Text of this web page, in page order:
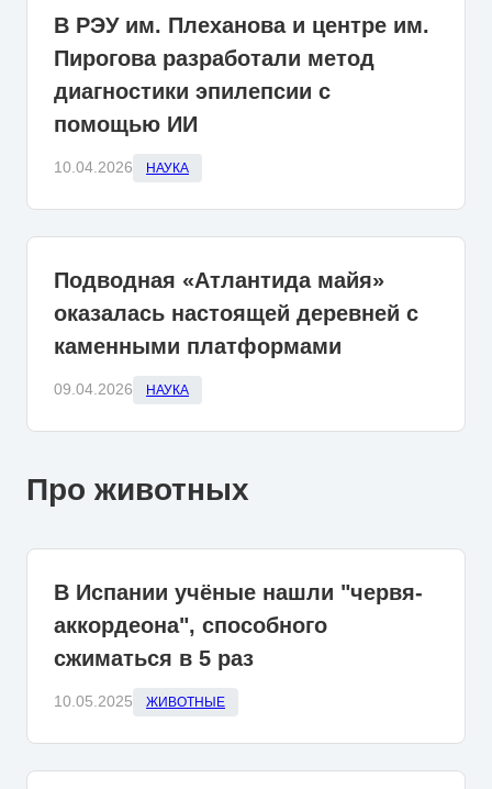
В РЭУ им. Плеханова и центре им.
Пирогова разработали метод
диагностики эпилепсии с
помощью ИИ
10.04.2026 НАУКА
Подводная «Атлантида майя»
оказалась настоящей деревней с
каменными платформами
09.04.2026 НАУКА
Про животных
В Испании учёные нашли "червя-
аккордеона", способного
сжиматься в 5 раз
10.05.2025 ЖИВОТНЫЕ